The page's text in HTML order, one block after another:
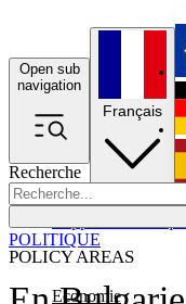
Open sub
navigation
Recherche
POLICY AREAS
Economie
Français
POLITIQUE